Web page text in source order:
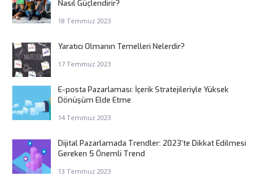
Nasıl Güçlendirir?
18 Temmuz 2023
Yaratıcı Olmanın Temelleri Nelerdir?
17 Temmuz 2023
E-posta Pazarlaması: İçerik Stratejileriyle Yüksek
Dönüşüm Elde Etme
14 Temmuz 2023
Dijital Pazarlamada Trendler: 2023’te Dikkat Edilmesi
Gereken 5 Önemli Trend
13 Temmuz 2023